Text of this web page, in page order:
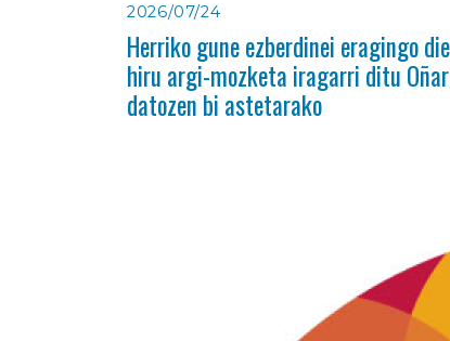
2026/07/24
Herriko gune ezberdinei eragingo
hiru argi-mozketa iragarri ditu
datozen bi astetarako